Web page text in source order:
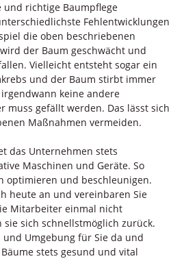
und richtige Baumpflege
Fehlentwicklungen
die oben beschriebenen
der Baum geschwächt und
Vielleicht entsteht sogar ein
und der Baum stirbt immer
keine andere
muss gefällt werden. Das lässt sich
Maßnahmen vermeiden.
das Unternehmen stets
Maschinen und Geräte. So
optimieren und beschleunigen.
heute an und vereinbaren Sie
Mitarbeiter einmal nicht
sich schnellstmöglich zurück.
Umgebung für Sie da und
stets gesund und vital